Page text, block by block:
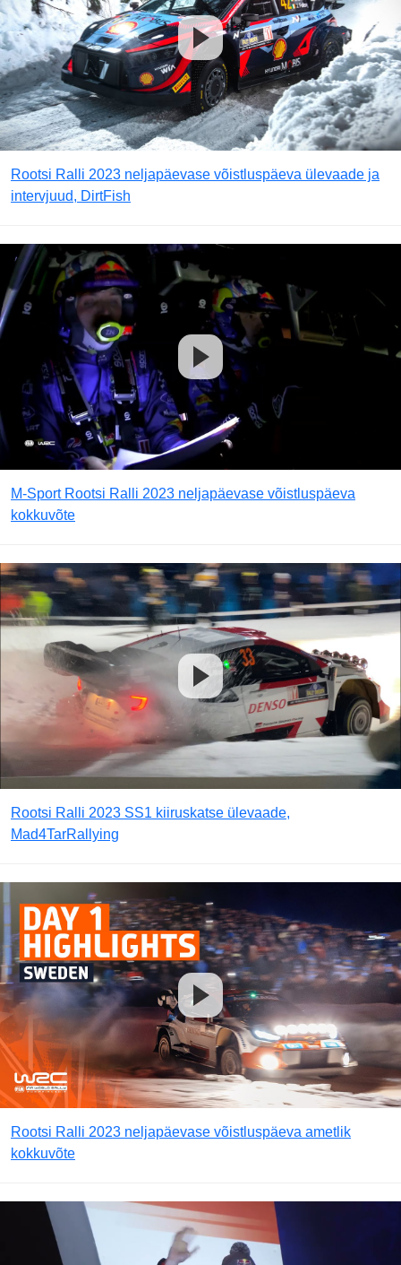
Rootsi Ralli 2023 neljapäevase võistluspäeva ülevaade ja
intervjuud, DirtFish
M-Sport Rootsi Ralli 2023 neljapäevase võistluspäeva
kokkuvõte
Rootsi Ralli 2023 SS1 kiiruskatse ülevaade,
Mad4TarRallying
Rootsi Ralli 2023 neljapäevase võistluspäeva ametlik
kokkuvõte